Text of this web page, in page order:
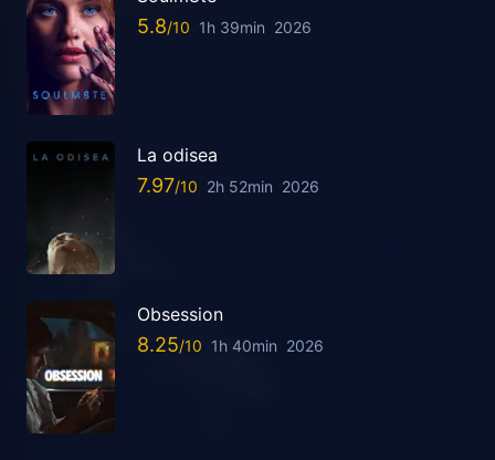
5.8 1h 39min 2026
La odisea
7.97 2h 52min 2026
Obsession
8.25 1h 40min 2026